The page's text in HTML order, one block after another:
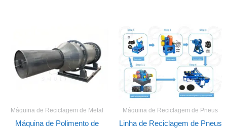
Máquina de Reciclagem de Metal
Máquina de Polimento de
Máquina de Reciclagem de Pneus
Linha de Reciclagem de Pneus